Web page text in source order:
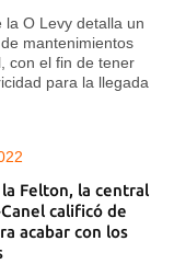
la O Levy detalla un
mantenimientos
con el fin de tener
para la llegada
la Felton, la central
calificó de
acabar con los